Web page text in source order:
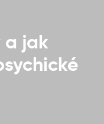
a jak